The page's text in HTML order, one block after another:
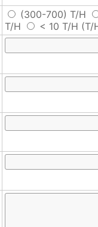
(300-700) T/H
T/H
< 10 T/H (T/